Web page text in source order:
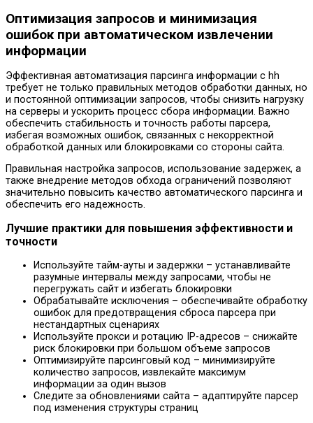
Оптимизация запросов и минимизация
ошибок при автоматическом извлечении
информации
Эффективная автоматизация парсинга информации с hh
требует не только правильных методов обработки данных, но
и постоянной оптимизации запросов, чтобы снизить нагрузку
на серверы и ускорить процесс сбора информации. Важно
обеспечить стабильность и точность работы парсера,
избегая возможных ошибок, связанных с некорректной
обработкой данных или блокировками со стороны сайта.
Правильная настройка запросов, использование задержек, а
также внедрение методов обхода ограничений позволяют
значительно повысить качество автоматического парсинга и
обеспечить его надежность.
Лучшие практики для повышения эффективности и
точности
Используйте тайм-ауты и задержки – устанавливайте
разумные интервалы между запросами, чтобы не
перегружать сайт и избегать блокировки
Обрабатывайте исключения – обеспечивайте обработку
ошибок для предотвращения сброса парсера при
нестандартных сценариях
Используйте прокси и ротацию IP-адресов – снижайте
риск блокировки при большом объеме запросов
Оптимизируйте парсинговый код – минимизируйте
количество запросов, извлекайте максимум
информации за один вызов
Следите за обновлениями сайта – адаптируйте парсер
под изменения структуры страниц